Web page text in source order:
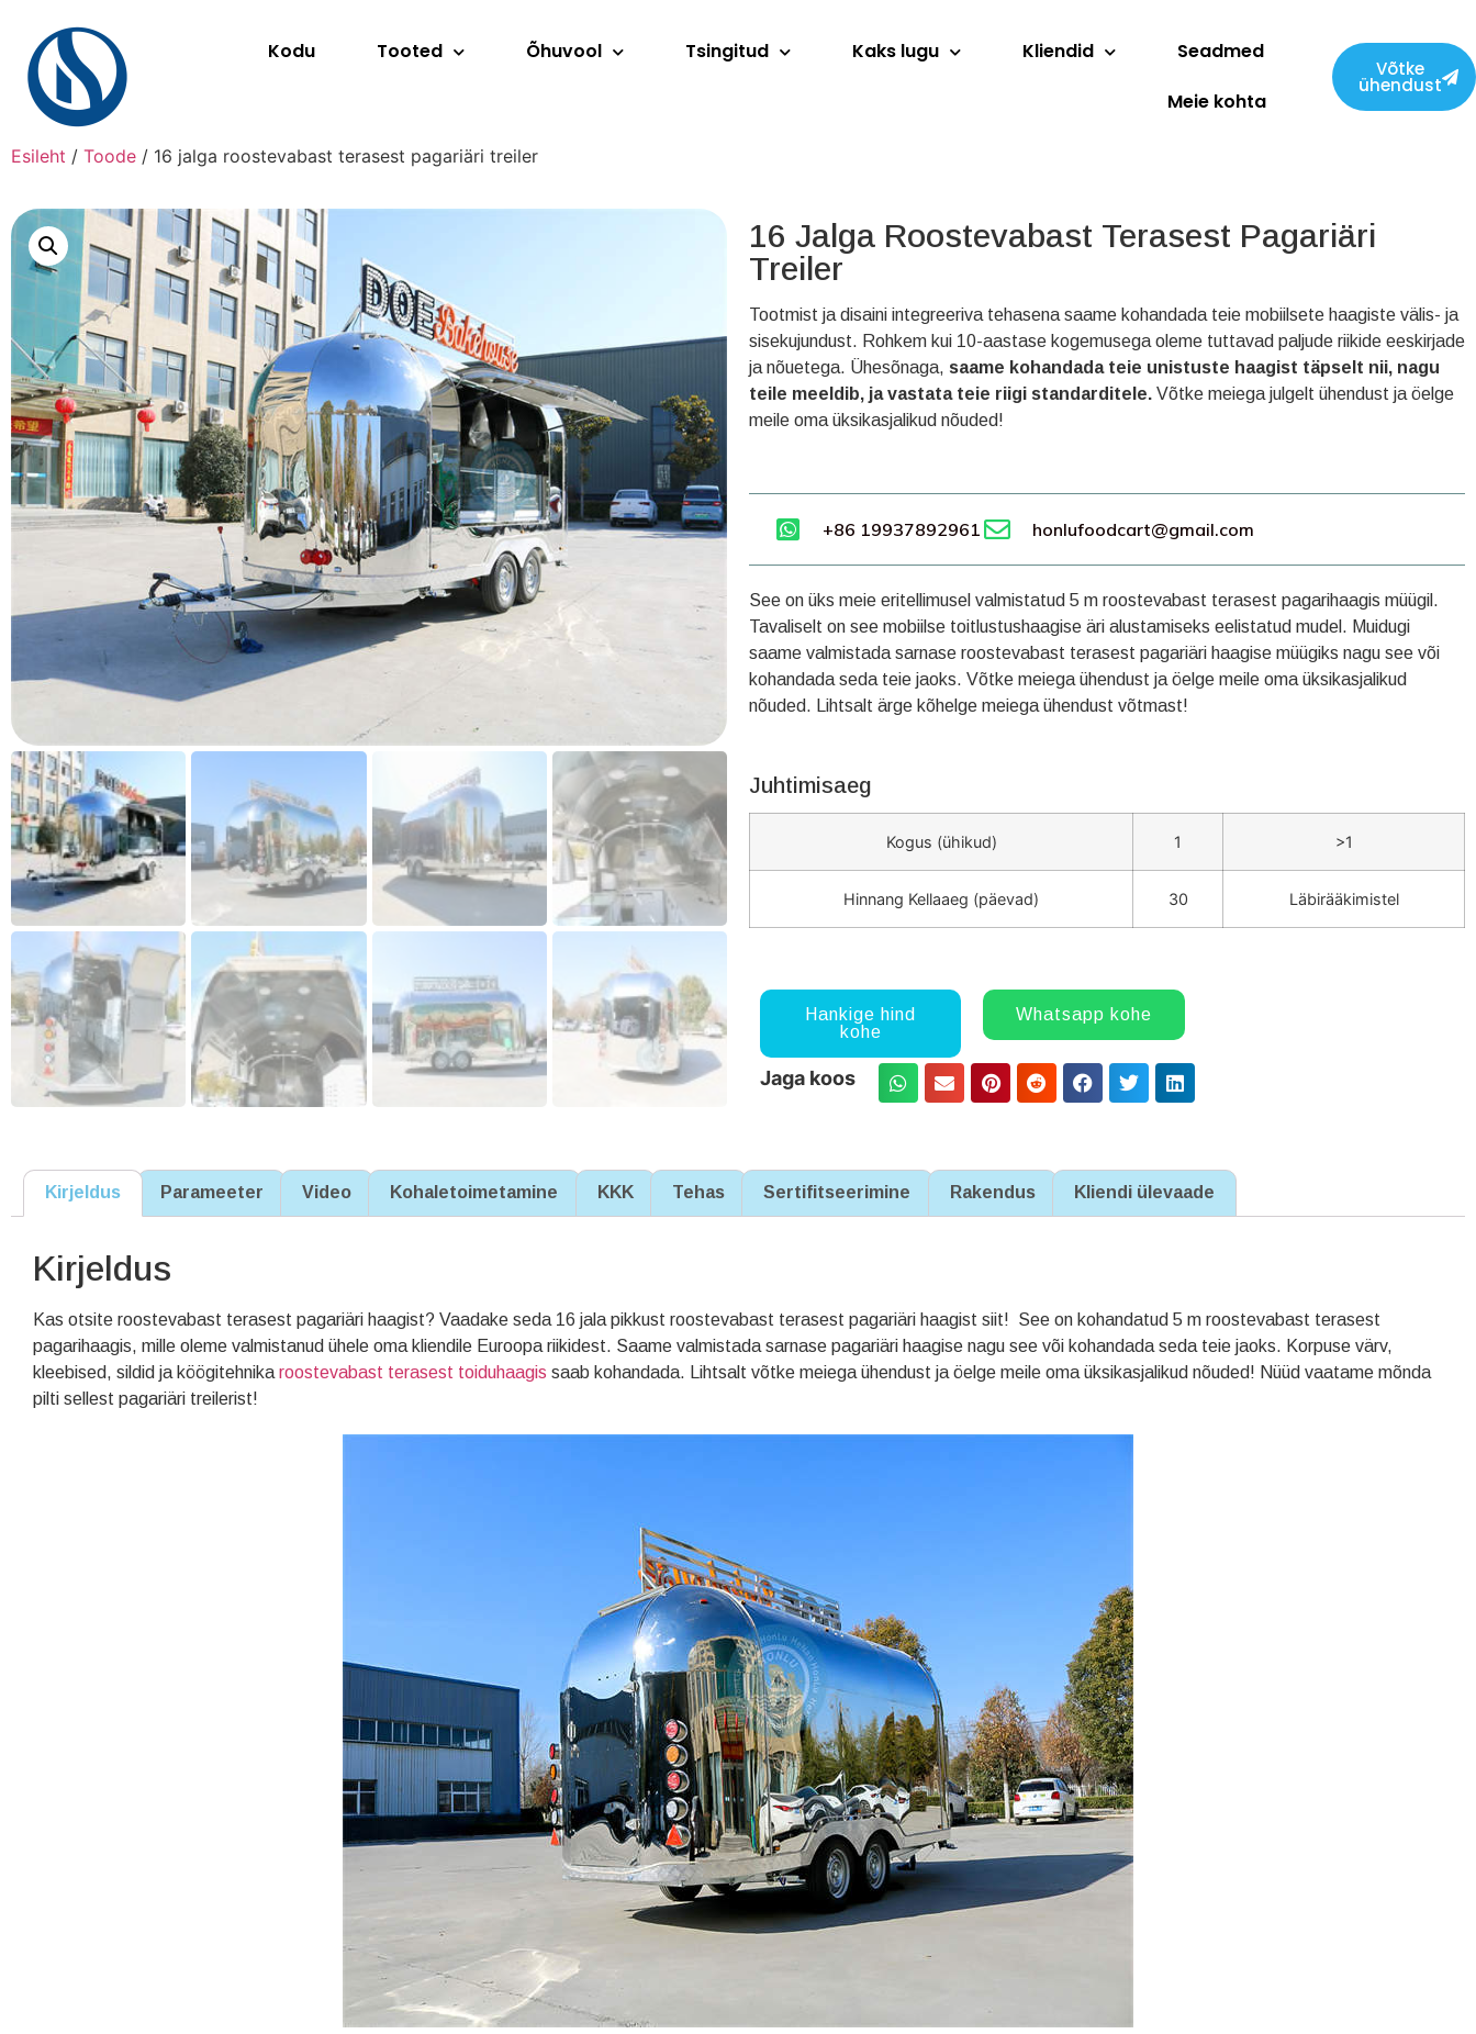
Kodu Tooted Õhuvool Tsingitud Kaks lugu Kliendid
Seadmed
Meie kohta
Võtke
ühendust
Esileht / Toode / 16 jalga roostevabast terasest pagariäri treiler
16 Jalga Roostevabast Terasest Pagariäri
Treiler
Tootmist ja disaini integreeriva tehasena saame kohandada teie mobiilsete haagiste välis- ja
sisekujundust. Rohkem kui 10-aastase kogemusega oleme tuttavad paljude riikide eeskirjade
ja nõuetega. Ühesõnaga, saame kohandada teie unistuste haagist täpselt nii, nagu
teile meeldib, ja vastata teie riigi standarditele. Võtke meiega julgelt ühendust ja öelge
meile oma üksikasjalikud nõuded!
+86 19937892961 honlufoodcart@gmail.com
See on üks meie eritellimusel valmistatud 5 m roostevabast terasest pagarihaagis müügil.
Tavaliselt on see mobiilse toitlustushaagise äri alustamiseks eelistatud mudel. Muidugi
saame valmistada sarnase roostevabast terasest pagariäri haagise müügiks nagu see või
kohandada seda teie jaoks. Võtke meiega ühendust ja öelge meile oma üksikasjalikud
nõuded. Lihtsalt ärge kõhelge meiega ühendust võtmast!
Juhtimisaeg
Kogus (ühikud) 1 >1
Hinnang Kellaaeg (päevad) 30 Läbirääkimistel
Hankige hind
kohe
Whatsapp kohe
Jaga koos
Kirjeldus Parameeter Video Kohaletoimetamine KKK Tehas Sertifitseerimine Rakendus Kliendi ülevaade
Kirjeldus
Kas otsite roostevabast terasest pagariäri haagist? Vaadake seda 16 jala pikkust roostevabast terasest pagariäri haagist siit! See on kohandatud 5 m roostevabast terasest
pagarihaagis, mille oleme valmistanud ühele oma kliendile Euroopa riikidest. Saame valmistada sarnase pagariäri haagise nagu see või kohandada seda teie jaoks. Korpuse värv,
kleebised, sildid ja köögitehnika roostevabast terasest toiduhaagis saab kohandada. Lihtsalt võtke meiega ühendust ja öelge meile oma üksikasjalikud nõuded! Nüüd vaatame mõnda
pilti sellest pagariäri treilerist!